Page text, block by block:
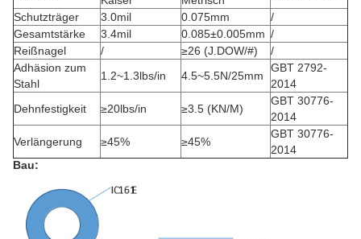
Schutzträger
3.0mil 0.075mm
/
Gesamtstärke
3.4mil 0.085±0.005mm /
Reißnagel
/ ≥26 (J.DOW/#)
/
Adhäsion zum
Stahl
1.2~1.3lbs/in 4.5~5.5N/25mm
GBT 2792-
2014
Dehnfestigkeit
≥20lbs/in ≥3.5 (KN/M)
GBT 30776-
2014
Verlängerung
≥45% ≥45%
GBT 30776-
2014
Bau: